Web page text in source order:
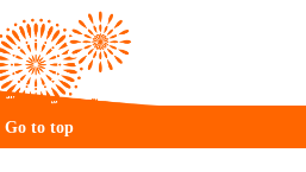
Go to top